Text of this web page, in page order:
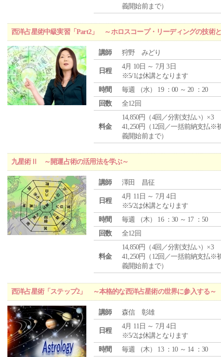
義開始前まで）
西洋占星術中級実習「Part2」 ～ホロスコープ・リーディングの技術
講師 狩野 みどり
日程
4月 10日 ～ 7月 3日
※5/1は休講となります
時間
毎週 （水） 19 ：00 ～ 20 ：20
回数
全12回
料金
14,850円（4回／分割支払い）×3
41,250円（12回／一括前納支払※
義開始前まで）
九星術Ⅱ ～開運占術の活用法を学ぶ～
講師 澤田 昌征
日程
4月 11日 ～ 7月 4日
※5/2は休講となります
時間
毎週 （木） 16 ：30 ～ 17 ：50
回数
全12回
料金
14,850円（4回／分割支払い）×3
41,250円（12回／一括前納支払※
義開始前まで）
西洋占星術「ステップ2」 ～本格的な西洋占星術の世界に参入する～
講師 森信 彰雄
日程
4月 11日 ～ 7月 4日
※5/2は休講となります
時間
毎週 （木） 13 ：10 ～ 14 ：30